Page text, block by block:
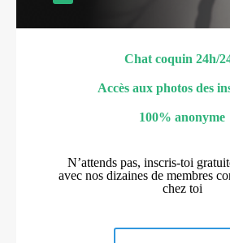
Chat coquin 24h/
Accès aux photos des
100% anonyme
N’attends pas, inscris-toi
avec nos dizaines de membres
chez toi